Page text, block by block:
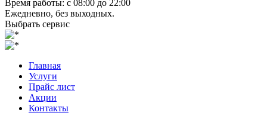
Время работы: с 08:00 до 22:00
Ежедневно, без выходных.
Выбрать сервис
Главная
Услуги
Прайс лист
Акции
Контакты